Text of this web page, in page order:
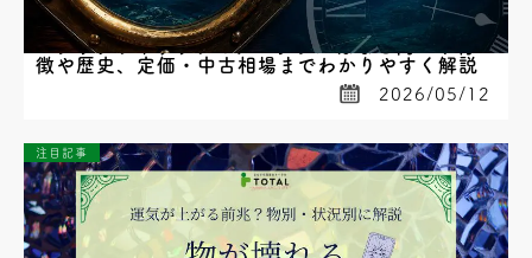
パテックフィリップのノーチラスはなぜ高い？特
徴や歴史、定価・中古相場までわかりやすく解説
2026/05/12
注目記事